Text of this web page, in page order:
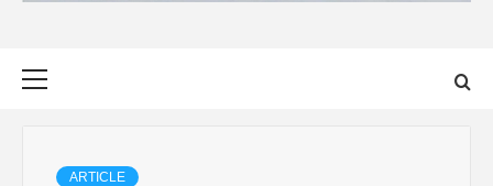
ARTICLE